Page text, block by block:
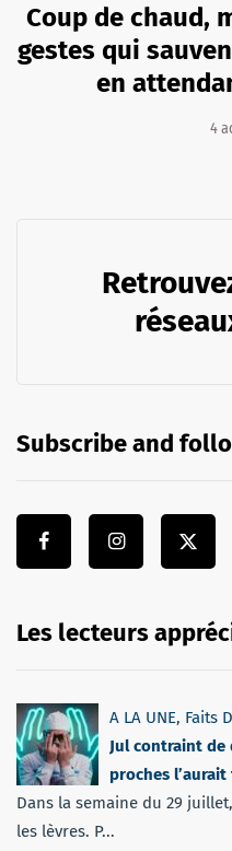
Coup de chaud,
gestes qui
en
4
Subscribe and
Les lecteurs
A LA UNE, Faits
Jul contraint de
proches
Dans la semaine du 29
les lèvres. P...